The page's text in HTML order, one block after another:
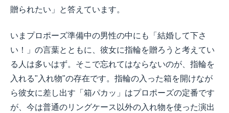
贈られたい」と答えています。
いまプロポーズ準備中の男性の中にも「結婚して下さ
い！」の言葉とともに、彼女に指輪を贈ろうと考えてい
る人は多いはず。そこで忘れてはならないのが、指輪を
入れる"入れ物"の存在です。指輪の入った箱を開けなが
ら彼女に差し出す「箱パカッ」はプロポーズの定番です
が、今は普通のリングケース以外の入れ物を使った演出